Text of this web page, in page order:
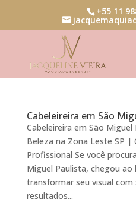
+55 11
Cabeleireira em São
Cabeleireira em São Miguel
Beleza na Zona Leste SP |
Profissional Se você
Miguel Paulista, chegou ao
transformar seu visual com
resultados...